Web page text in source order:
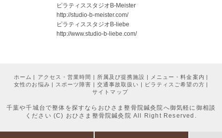
ピラティススタジオB-Meister
http://studio-b-meister.com/
ピラティススタジオB-liebe
http://www.studio-b-liebe.com/
ホーム | アクセス・営業時間 | 所属及び提携施設 | メニュー・料金案内 |
女性のお悩み | スポーツ障害 | 交通事故取扱い | ピラティスご希望の方 |
サイトマップ
千葉や千城台で整体を探すならおひさま整骨院鍼灸院へ御気軽に御相談
ください(C) おひさま整骨院鍼灸院 All Right Reserved.